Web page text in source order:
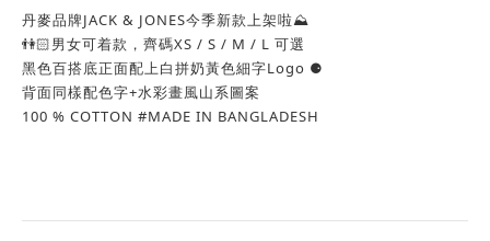
丹麥品牌JACK & JONES今季新款上架啦⛰
👫🏻男女可着款，齊碼XS / S / M / L 可選
黑色百搭底正面配上白拼奶黃色細字Logo ⚈
背面同樣配色字+水彩畫風山系圖案
100 % COTTON #MADE IN BANGLADESH